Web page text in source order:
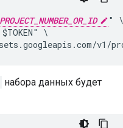
PROJECT_NUMBER_OR_ID
" \
$TOKEN" \
v1/
набора данных будет